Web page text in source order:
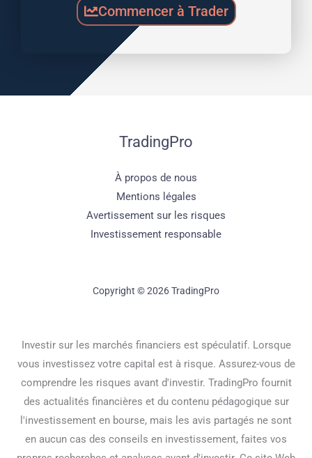
Commencer à Trader
TradingPro
À propos de nous
Mentions légales
Avertissement sur les risques
Investissement responsable
Copyright © 2026 TradingPro
Investir sur les marchés financiers est spéculatif. Lorsque
vous investissez votre capital est à risque. Assurez-vous de
comprendre les risques avant d'investir. TradingPro fournit
des actualités financières et du contenu pédagogique sur
l'investissement en bourse, mais les avis partagés ne sont
en aucun cas des conseils en investissement, faites vos